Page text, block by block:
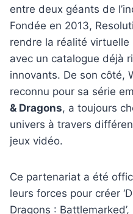
entre deux géants de
Fondée en 2013,
rendre la réalité
avec un catalogue déjà
innovants. De son côté,
reconnu pour sa série
& Dragons, a toujours
univers à travers
jeux vidéo.
Ce partenariat a été
leurs forces pour créer
Dragons :